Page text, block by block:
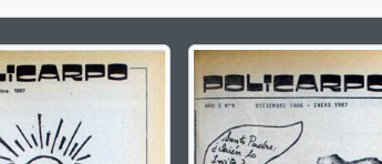
the current slide of this carousel will